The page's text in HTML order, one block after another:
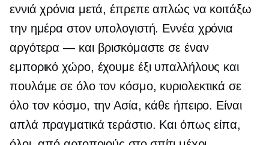
εννιά χρόνια μετά, έπρεπε απλώς να κοιτάξω
την ημέρα στον υπολογιστή. Εννέα χρόνια
αργότερα — και βρισκόμαστε σε έναν
εμπορικό χώρο, έχουμε έξι υπαλλήλους και
πουλάμε σε όλο τον κόσμο, κυριολεκτικά σε
όλο τον κόσμο, την Ασία, κάθε ήπειρο. Είναι
απλά πραγματικά τεράστιο. Και όπως είπα,